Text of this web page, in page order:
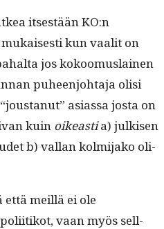
itses­tään KO:n
kun vaalit on
jos kokoomus­lainen
puheen­jo­hta­ja olisi
asi­as­sa jos­ta on
kuin oikeastia) julkisen
b) val­lan kolmi­jako oli­
meil­lä ei ole
vaan myös sel­l­